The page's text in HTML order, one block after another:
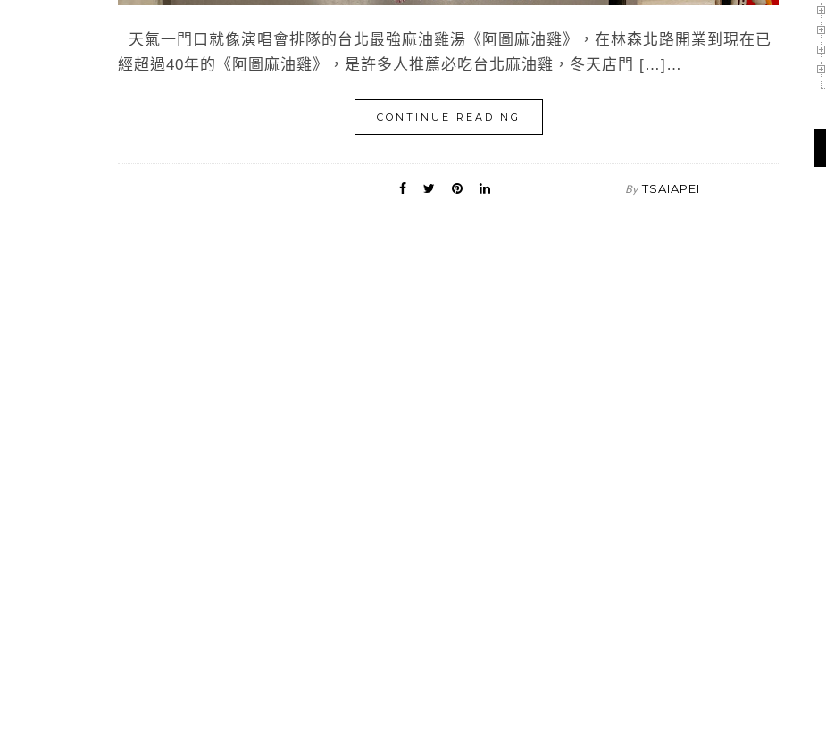
天氣一門口就像演唱會排隊的台北最強麻油雞湯《阿圖麻油雞》，在林森北路開業到現在已
經超過40年的《阿圖麻油雞》，是許多人推薦必吃台北麻油雞，冬天店門 […]…
CONTINUE READING
By TSAIAPEI